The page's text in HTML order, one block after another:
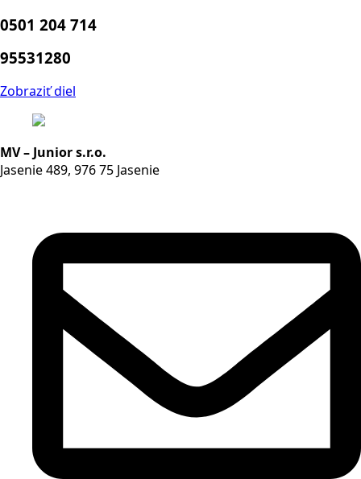
0501 204 714
95531280
Zobraziť diel
MV – Junior s.r.o.
Jasenie 489, 976 75 Jasenie